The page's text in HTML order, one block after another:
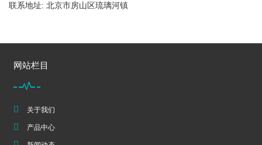
联系地址: 北京市房山区琉璃河镇
网站栏目
关于我们
产品中心